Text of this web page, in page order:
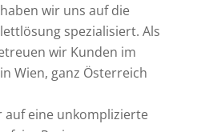
wir uns auf die
spezialisiert. Als
wir Kunden im
Wien, ganz Österreich
auf eine unkomplizierte